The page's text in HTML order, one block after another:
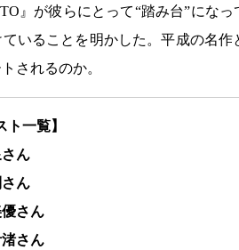
』が彼らにとって“踏み台”にな
いることを明かした。平成の名
されるのか。
ト一覧】
ん
ん
さん
さん